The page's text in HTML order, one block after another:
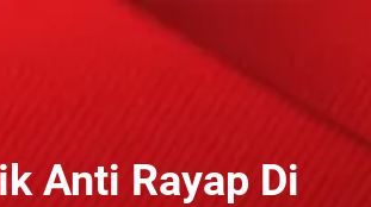
Anti Rayap Di